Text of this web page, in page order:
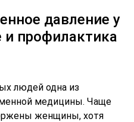
давление у
профилактика
людей одна из
медицины. Чаще
женщины, хотя